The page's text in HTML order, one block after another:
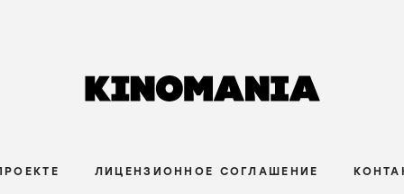
ЛИЦЕНЗИОННОЕ СОГЛАШЕНИЕ